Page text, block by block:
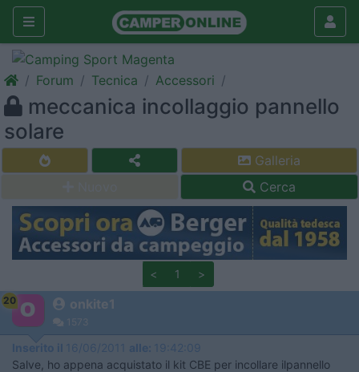
Forum Tecnica Accessori
meccanica incollaggio pannello
solare
Galleria
Cerca
< 1 >
20 onkite1
1573
Inserito il 16/06/2011 alle: 19:42:09
Salve, ho appena acquistato il kit CBE per incollare ilpannello